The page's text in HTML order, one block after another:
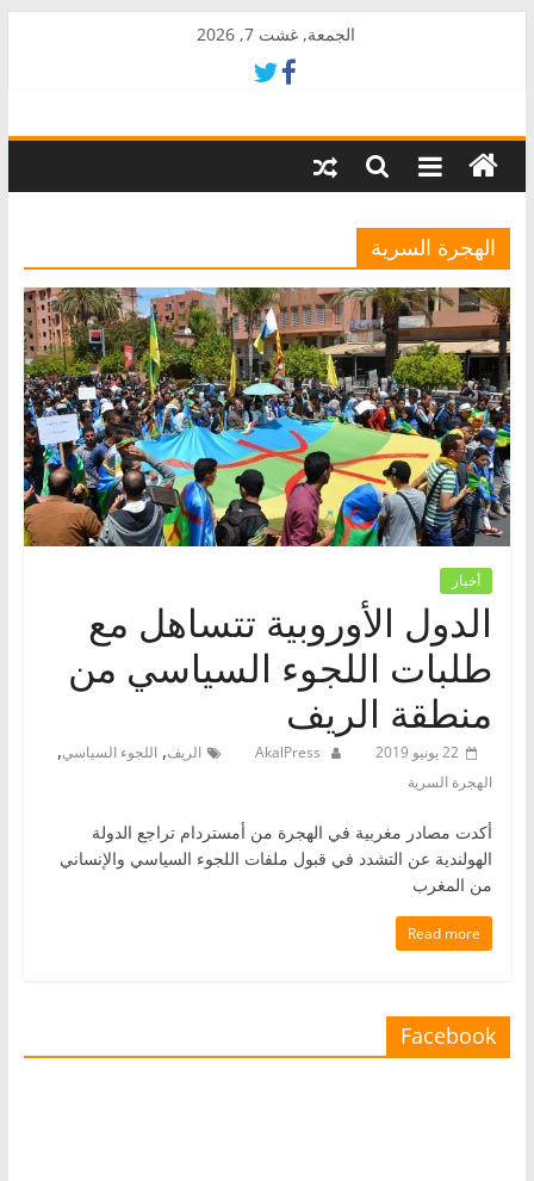
الجمعة, غشت 7, 2026
AkalPress
منبر
المغرب
الهجرة السرية
أخبار
الدول الأوروبية تتساهل مع
طلبات اللجوء السياسي من
منطقة الريف
22 يونيو 2019 AkalPress الريف, اللجوء السياسي,
الهجرة السرية
أكدت مصادر مغربية في الهجرة من أمستردام تراجع الدولة
الهولندية عن التشدد في قبول ملفات اللجوء السياسي والإنساني
من المغرب
Read more
Facebook